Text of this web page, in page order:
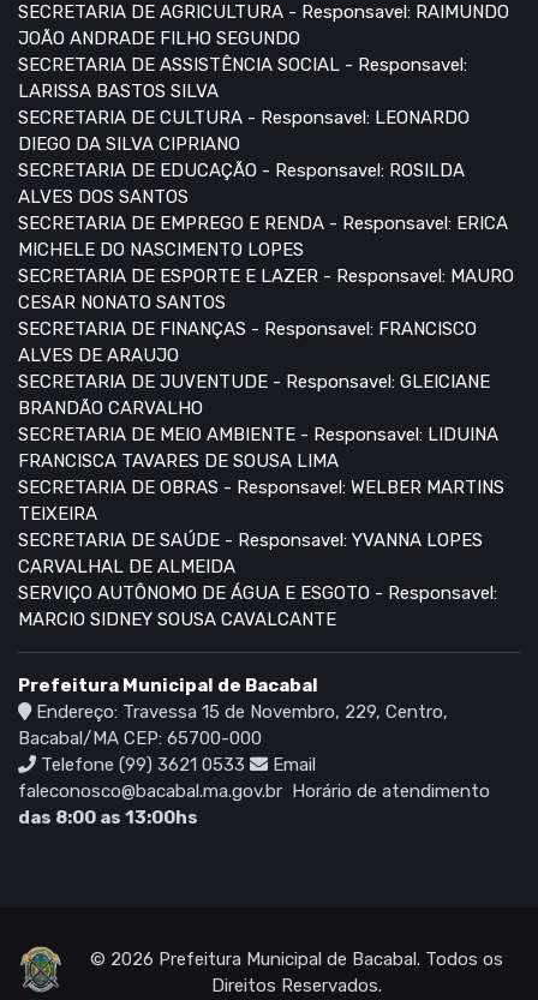
SECRETARIA DE AGRICULTURA - Responsavel: RAIMUNDO
JOÃO ANDRADE FILHO SEGUNDO
SECRETARIA DE ASSISTÊNCIA SOCIAL - Responsavel:
LARISSA BASTOS SILVA
SECRETARIA DE CULTURA - Responsavel: LEONARDO
DIEGO DA SILVA CIPRIANO
SECRETARIA DE EDUCAÇÃO - Responsavel: ROSILDA
ALVES DOS SANTOS
SECRETARIA DE EMPREGO E RENDA - Responsavel: ERICA
MICHELE DO NASCIMENTO LOPES
SECRETARIA DE ESPORTE E LAZER - Responsavel: MAURO
CESAR NONATO SANTOS
SECRETARIA DE FINANÇAS - Responsavel: FRANCISCO
ALVES DE ARAUJO
SECRETARIA DE JUVENTUDE - Responsavel: GLEICIANE
BRANDÃO CARVALHO
SECRETARIA DE MEIO AMBIENTE - Responsavel: LIDUINA
FRANCISCA TAVARES DE SOUSA LIMA
SECRETARIA DE OBRAS - Responsavel: WELBER MARTINS
TEIXEIRA
SECRETARIA DE SAÚDE - Responsavel: YVANNA LOPES
CARVALHAL DE ALMEIDA
SERVIÇO AUTÔNOMO DE ÁGUA E ESGOTO - Responsavel:
MARCIO SIDNEY SOUSA CAVALCANTE
Prefeitura Municipal de Bacabal
Endereço: Travessa 15 de Novembro, 229, Centro,
Bacabal/MA CEP: 65700-000
Telefone (99) 3621 0533
Email
faleconosco@bacabal.ma.gov.br
Horário de atendimento
das 8:00 as 13:00hs
© 2026 Prefeitura Municipal de Bacabal. Todos os
Direitos Reservados.